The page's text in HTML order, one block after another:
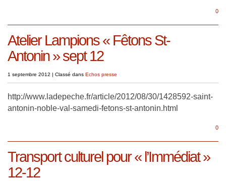
0
Atelier Lampions « Fêtons St-
Antonin » sept 12
1 septembre 2012 | Classé dans Echos presse
http://www.ladepeche.fr/article/2012/08/30/1428592-saint-
antonin-noble-val-samedi-fetons-st-antonin.html
0
Transport culturel pour « l’Immédiat »
12-12